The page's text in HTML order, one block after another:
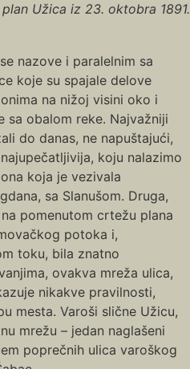
Užica iz 23. oktobra 1891.
nazove i paralelnim sa
koje su spajale delove
na nižoj visini oko i
sa obalom reke. Najvažniji
do danas, ne napuštajući,
koju nalazimo
koja je vezivala
sa Slanušom. Druga,
pomenutom crtežu plana
potoka i,
toku, bila znatno
ovakva mreža ulica,
nikakve pravilnosti,
mesta. Varoši slične Užicu,
mrežu – jedan naglašeni
poprečnih ulica varoškog